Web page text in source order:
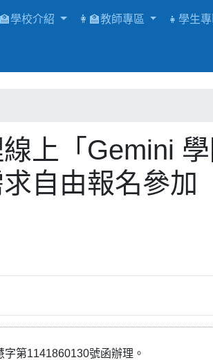
🏫學校介紹 👩‍🏫教師專區 👧學生專
上「Gemini
自由報名參加
第1141860130號函辦理。